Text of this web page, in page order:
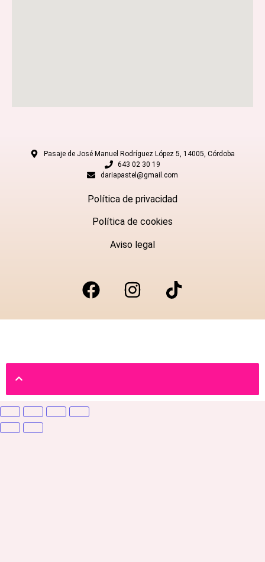
Pasaje de José Manuel Rodríguez López 5, 14005, Córdoba
643 02 30 19
dariapastel@gmail.com
Política de privacidad
Política de cookies
Aviso legal